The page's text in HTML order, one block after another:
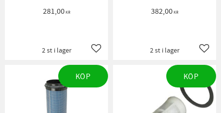
281,00KR
Lägg till i favoriter
2 st i lager
382,00KR
2 st i lager
KÖP KÖP